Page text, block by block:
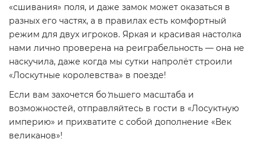
«сшивания» поля, и даже замок может оказаться в
разных его частях, а в правилах есть комфортный
режим для двух игроков. Яркая и красивая настолка
нами лично проверена на реиграбельность — она не
наскучила, даже когда мы сутки напролёт строили
«Лоскутные королевства» в поезде!
Если вам захочется бо'льшего масштаба и
возможностей, отправляйтесь в гости в «Лосуктную
империю» и прихватите с собой дополнение «Век
великанов»!